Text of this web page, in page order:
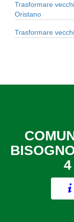
Trasformare
Oristano
Trasformare
4